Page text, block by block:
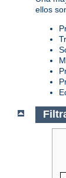
ellos